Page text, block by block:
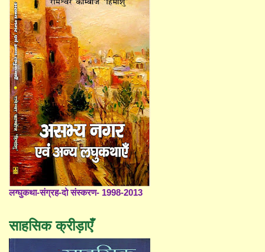
लग्घुकथा-संग्रह-दो संस्करण- 1998-2013
साहसिक क्रीड़ाएँ